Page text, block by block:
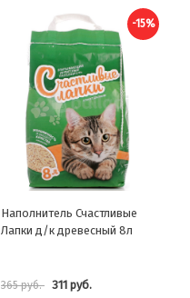
-15%
Наполнитель Счастливые
Лапки д/к древесный 8л
365 руб. 311 руб.